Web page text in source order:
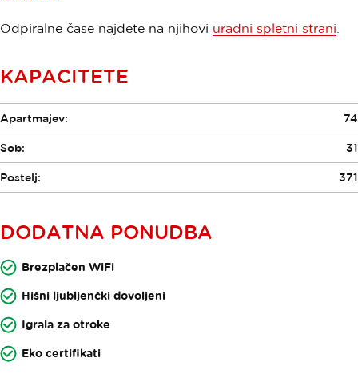
Odpiralne čase najdete na njihovi uradni spletni strani
KAPACITETE
Apartmajev: 74
Sob: 31
Postelj: 371
DODATNA PONUDBA
Brezplačen WiFi
Hišni ljubljenčki dovoljeni
Igrala za otroke
Eko certifikati